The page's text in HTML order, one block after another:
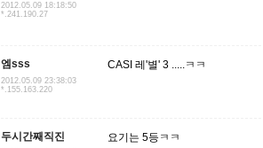
2012.05.09 18:18:50
*.241.190.27
엠sss
2012.05.09 23:38:03
*.155.163.220
CASI 레'별' 3 .....ㅋㅋ
두시간째직진 요기는 5등ㅋㅋ